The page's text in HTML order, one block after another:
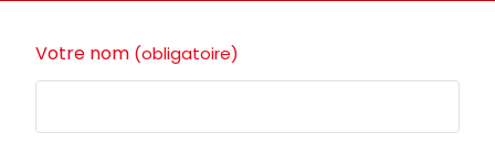
Votre nom (obligatoire)